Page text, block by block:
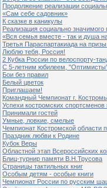
Продолжение реализации
«Сам себе садовник»
К сказке в каникулы
Реализация социально
«Вся семья вместе - так и душа
Третья Параспартакиада на
Люблю тебя, Россия!
2 Кубка России по велоспорту-
С 5-летним юбилеем,
Бои без правил
Белый цветок
Приглашаем!
Командный Чемпионат г.
Успехи костромских
Принимали гостей
Умные, ловкие, смелые
Чемпионат Костромской области
Праздник любви к Родине
Кубок Веры
Областной этап Всероссийских
Блиц-турнир памяти В.Н.Трусова
Страницы тактильных книг
Особым детям - особые книги
Чемпионат России по русским